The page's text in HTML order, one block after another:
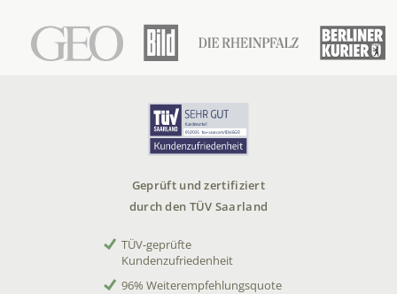
Geprüft und zertifiziert
durch den TÜV Saarland
TÜV-geprüfte
Kundenzufriedenheit
96% Weiterempfehlungsquote